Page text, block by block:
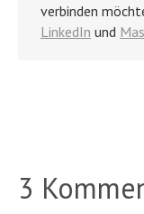
verbinden
LinkedIn und
3